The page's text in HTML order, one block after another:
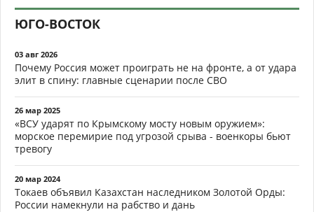
ЮГО-ВОСТОК
03 авг 2026
Почему Россия может проиграть не на фронте, а от удара
элит в спину: главные сценарии после СВО
26 мар 2025
«ВСУ ударят по Крымскому мосту новым оружием»:
морское перемирие под угрозой срыва - военкоры бьют
тревогу
20 мар 2024
Токаев объявил Казахстан наследником Золотой Орды:
России намекнули на рабство и дань